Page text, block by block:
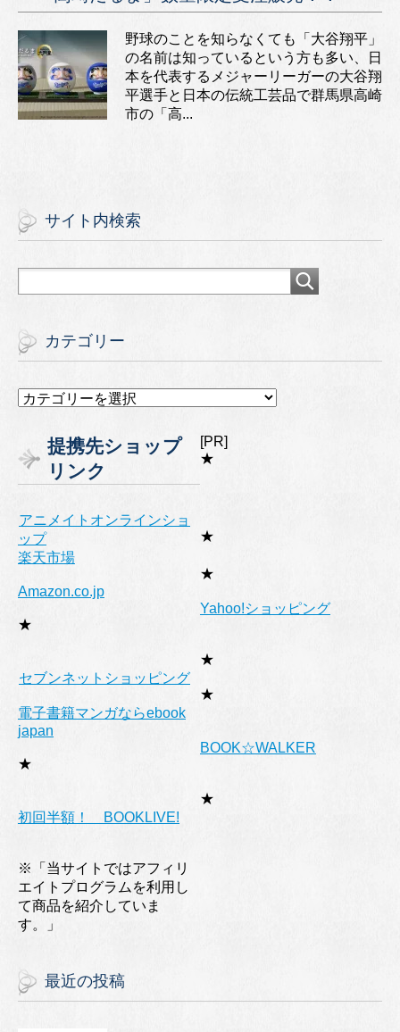
野球のことを知らなくても「大谷翔平」
の名前は知っているという方も多い、日
本を代表するメジャーリーガーの大谷翔
平選手と日本の伝統工芸品で群馬県高崎
市の「高...
サイト内検索
カテゴリー
カ
リ
ー
提携先ショップ
リンク
[PR]
★
アニメイトオンラインショ
ップ
★
楽天市場
★
Amazon.co.jp
★
Yahoo!ショッピング
★
セブンネットショッピング
★
電子書籍マンガならebook
japan
★
BOOK☆WALKER
★
初回半額！ BOOKLIVE!
※「当サイトではアフィリ
エイトプログラムを利用し
て商品を紹介していま
す。」
最近の投稿